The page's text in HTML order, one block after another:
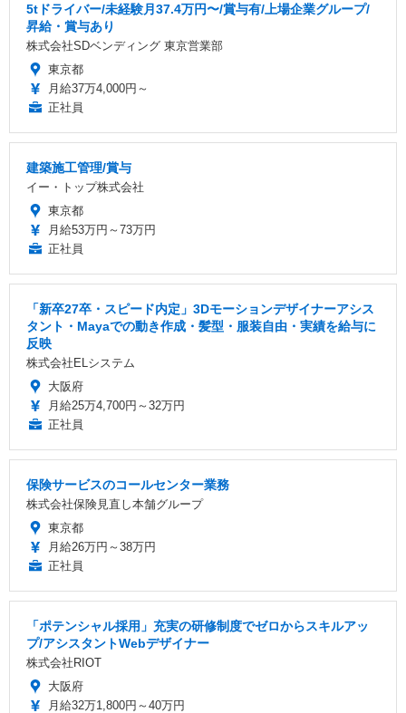
5tドライバー/未経験月37.4万円〜/賞与有/上場企業グループ/
昇給・賞与あり
株式会社SDベンディング 東京営業部
東京都
月給37万4,000円～
正社員
建築施工管理/賞与
イー・トップ株式会社
東京都
月給53万円～73万円
正社員
「新卒27卒・スピード内定」3Dモーションデザイナーアシス
タント・Mayaでの動き作成・髪型・服装自由・実績を給与に
反映
株式会社ELシステム
大阪府
月給25万4,700円～32万円
正社員
保険サービスのコールセンター業務
株式会社保険見直し本舗グループ
東京都
月給26万円～38万円
正社員
「ポテンシャル採用」充実の研修制度でゼロからスキルアッ
プ/アシスタントWebデザイナー
株式会社RIOT
大阪府
月給32万1,800円～40万円